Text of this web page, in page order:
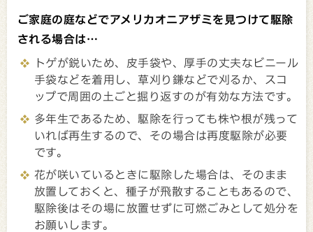
ご家庭の庭などでアメリカオニアザミを見つけて駆除
される場合は…
トゲが鋭いため、皮手袋や、厚手の丈夫なビニール
手袋などを着用し、草刈り鎌などで刈るか、スコ
ップで周囲の土ごと掘り返すのが有効な方法です。
多年生であるため、駆除を行っても株や根が残って
いれば再生するので、その場合は再度駆除が必要
です。
花が咲いているときに駆除した場合は、そのまま
放置しておくと、種子が飛散することもあるので、
駆除後はその場に放置せずに可燃ごみとして処分を
お願いします。